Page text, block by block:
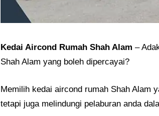
Kedai Aircond Rumah Shah Alam –
Shah Alam yang boleh dipercayai?
Memilih kedai aircond rumah Shah Alam
tetapi juga melindungi pelaburan anda